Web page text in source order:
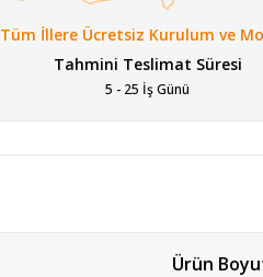
(KF456A)
Tüm İllere Ücretsiz Kurulum ve
Tahmini Teslimat Süresi
5 - 25 İş Günü
Ürün